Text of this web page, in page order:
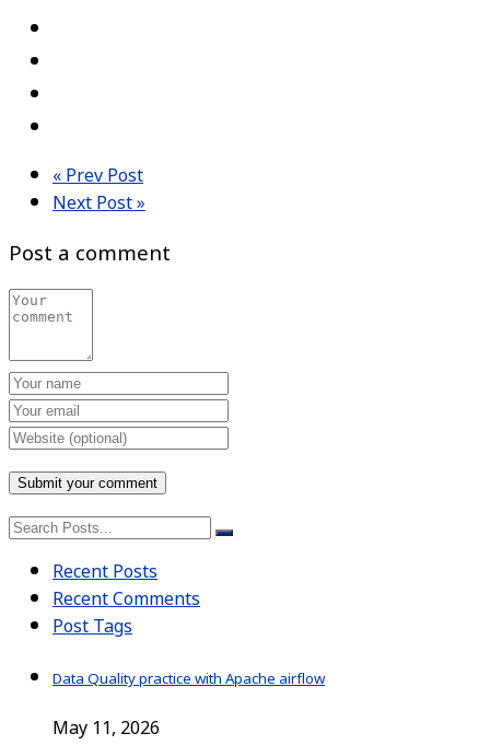
« Prev Post
Next Post »
Post a comment
Recent Posts
Recent Comments
Post Tags
Data Quality practice with Apache airflow
May 11, 2026